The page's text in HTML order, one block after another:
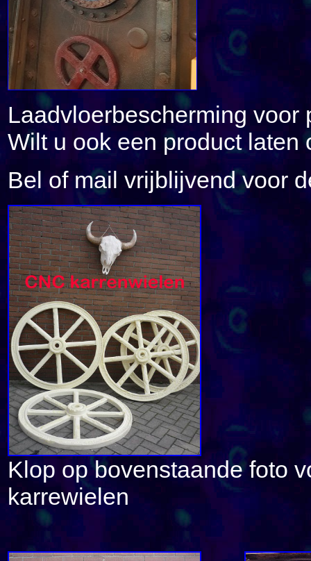
Laadvloerbescherming voor
Wilt u ook een product laten
Bel of mail vrijblijvend voor
Klop op bovenstaande foto
karrewielen